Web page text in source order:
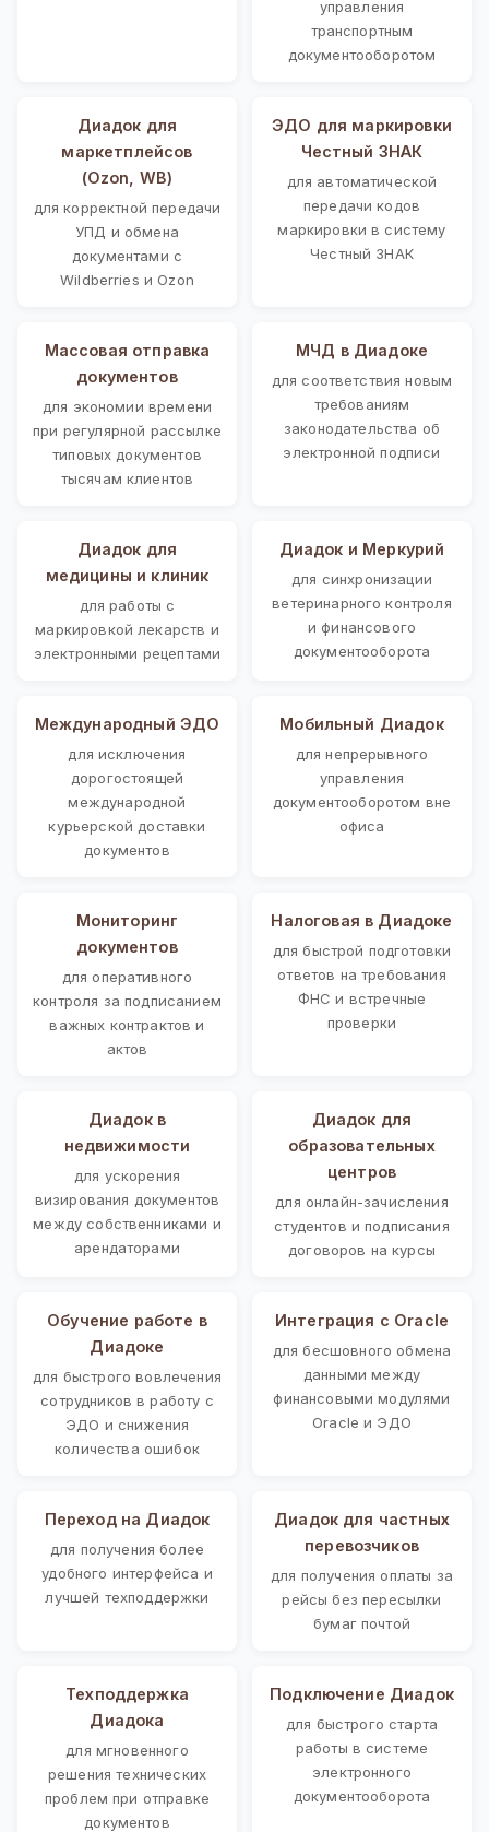
управления
транспортным
документооборотом
Диадок для
маркетплейсов
(Ozon, WB)
для корректной передачи
УПД и обмена
документами с
Wildberries и Ozon
ЭДО для маркировки
Честный ЗНАК
для автоматической
передачи кодов
маркировки в систему
Честный ЗНАК
Массовая отправка
документов
для экономии времени
при регулярной рассылке
типовых документов
тысячам клиентов
МЧД в Диадоке
для соответствия новым
требованиям
законодательства об
электронной подписи
Диадок для
медицины и клиник
для работы с
маркировкой лекарств и
электронными рецептами
Диадок и Меркурий
для синхронизации
ветеринарного контроля
и финансового
документооборота
Международный ЭДО
для исключения
дорогостоящей
международной
курьерской доставки
документов
Мобильный Диадок
для непрерывного
управления
документооборотом вне
офиса
Мониторинг
документов
для оперативного
контроля за подписанием
важных контрактов и
актов
Налоговая в Диадоке
для быстрой подготовки
ответов на требования
ФНС и встречные
проверки
Диадок в
недвижимости
для ускорения
визирования документов
между собственниками и
арендаторами
Диадок для
образовательных
центров
для онлайн-зачисления
студентов и подписания
договоров на курсы
Обучение работе в
Диадоке
для быстрого вовлечения
сотрудников в работу с
ЭДО и снижения
количества ошибок
Интеграция с Oracle
для бесшовного обмена
данными между
финансовыми модулями
Oracle и ЭДО
Переход на Диадок
для получения более
удобного интерфейса и
лучшей техподдержки
Диадок для частных
перевозчиков
для получения оплаты за
рейсы без пересылки
бумаг почтой
Техподдержка
Диадока
для мгновенного
решения технических
проблем при отправке
документов
Подключение Диадок
для быстрого старта
работы в системе
электронного
документооборота